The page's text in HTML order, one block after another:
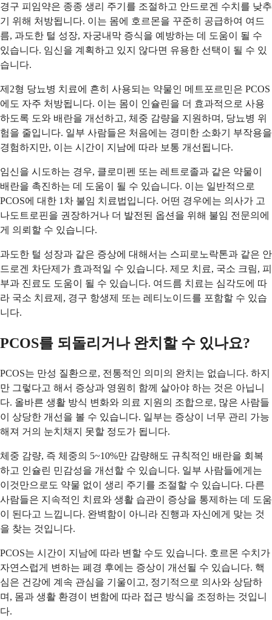
경구 피임약은 종종 생리 주기를 조절하고 안드로겐 수치를 낮추
기 위해 처방됩니다. 이는 몸에 호르몬을 꾸준히 공급하여 여드
름, 과도한 털 성장, 자궁내막 증식을 예방하는 데 도움이 될 수
있습니다. 임신을 계획하고 있지 않다면 유용한 선택이 될 수 있
습니다.
제2형 당뇨병 치료에 흔히 사용되는 약물인 메트포르민은 PCOS
에도 자주 처방됩니다. 이는 몸이 인슐린을 더 효과적으로 사용
하도록 도와 배란을 개선하고, 체중 감량을 지원하며, 당뇨병 위
험을 줄입니다. 일부 사람들은 처음에는 경미한 소화기 부작용을
경험하지만, 이는 시간이 지남에 따라 보통 개선됩니다.
임신을 시도하는 경우, 클로미펜 또는 레트로졸과 같은 약물이
배란을 촉진하는 데 도움이 될 수 있습니다. 이는 일반적으로
PCOS에 대한 1차 불임 치료법입니다. 어떤 경우에는 의사가 고
나도트로핀을 권장하거나 더 발전된 옵션을 위해 불임 전문의에
게 의뢰할 수 있습니다.
과도한 털 성장과 같은 증상에 대해서는 스피로노락톤과 같은 안
드로겐 차단제가 효과적일 수 있습니다. 제모 치료, 국소 크림, 피
부과 진료도 도움이 될 수 있습니다. 여드름 치료는 심각도에 따
라 국소 치료제, 경구 항생제 또는 레티노이드를 포함할 수 있습
니다.
PCOS를 되돌리거나 완치할 수 있나요?
PCOS는 만성 질환으로, 전통적인 의미의 완치는 없습니다. 하지
만 그렇다고 해서 증상과 영원히 함께 살아야 하는 것은 아닙니
다. 올바른 생활 방식 변화와 의료 지원의 조합으로, 많은 사람들
이 상당한 개선을 볼 수 있습니다. 일부는 증상이 너무 관리 가능
해져 거의 눈치채지 못할 정도가 됩니다.
체중 감량, 즉 체중의 5~10%만 감량해도 규칙적인 배란을 회복
하고 인슐린 민감성을 개선할 수 있습니다. 일부 사람들에게는
이것만으로도 약물 없이 생리 주기를 조절할 수 있습니다. 다른
사람들은 지속적인 치료와 생활 습관이 증상을 통제하는 데 도움
이 된다고 느낍니다. 완벽함이 아니라 진행과 자신에게 맞는 것
을 찾는 것입니다.
PCOS는 시간이 지남에 따라 변할 수도 있습니다. 호르몬 수치가
자연스럽게 변하는 폐경 후에는 증상이 개선될 수 있습니다. 핵
심은 건강에 계속 관심을 기울이고, 정기적으로 의사와 상담하
며, 몸과 생활 환경이 변함에 따라 접근 방식을 조정하는 것입니
다.